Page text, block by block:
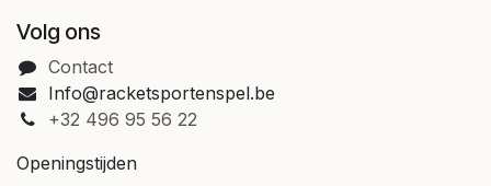
Volg ons
Contact
Info@racketsportenspel.be
+32 496 95 56 22
Openingstijden